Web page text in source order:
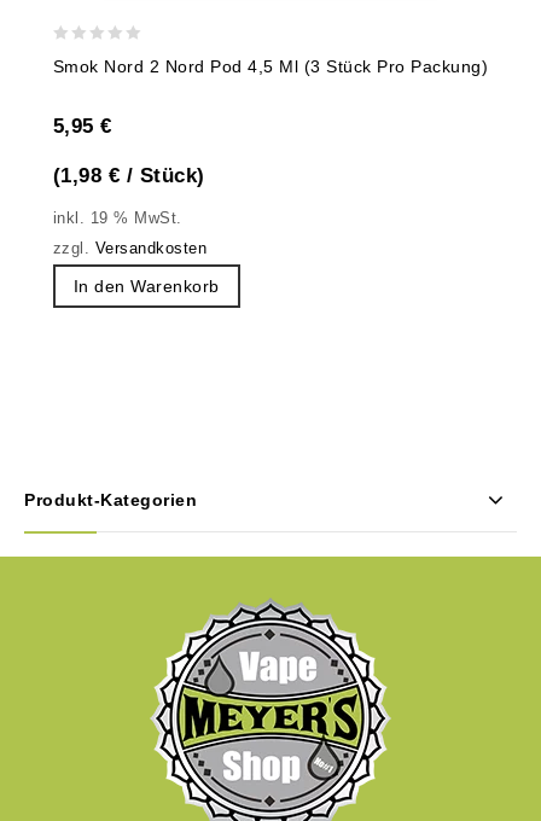
Smok Nord 2 Nord Pod 4,5 Ml (3 Stück Pro Packung)
5,95€
(1,98 € / Stück)
inkl. 19 % MwSt.
zzgl. Versandkosten
In den Warenkorb
Produkt-Kategorien